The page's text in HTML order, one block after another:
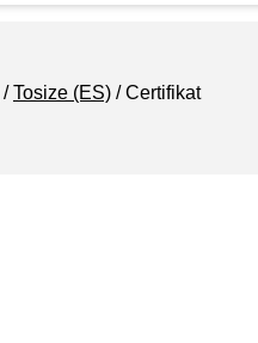
Tosize (ES) Certifikat